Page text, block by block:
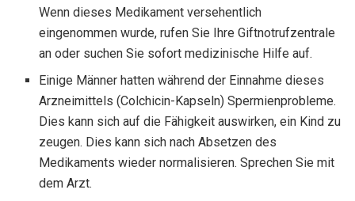
Wenn dieses Medikament versehentlich
eingenommen wurde, rufen Sie Ihre Giftnotrufzentrale
an oder suchen Sie sofort medizinische Hilfe auf.
Einige Männer hatten während der Einnahme dieses
Arzneimittels (Colchicin-Kapseln) Spermienprobleme.
Dies kann sich auf die Fähigkeit auswirken, ein Kind zu
zeugen. Dies kann sich nach Absetzen des
Medikaments wieder normalisieren. Sprechen Sie mit
dem Arzt.